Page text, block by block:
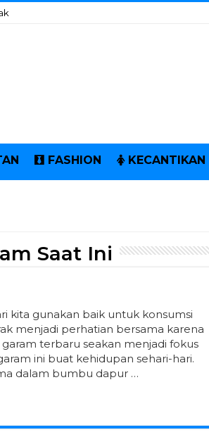
FASHION KECANTIKAN
Saat Ini
kita gunakan baik untuk konsumsi
menjadi perhatian bersama karena
terbaru seakan menjadi fokus
ini buat kehidupan sehari-hari.
dalam bumbu dapur …